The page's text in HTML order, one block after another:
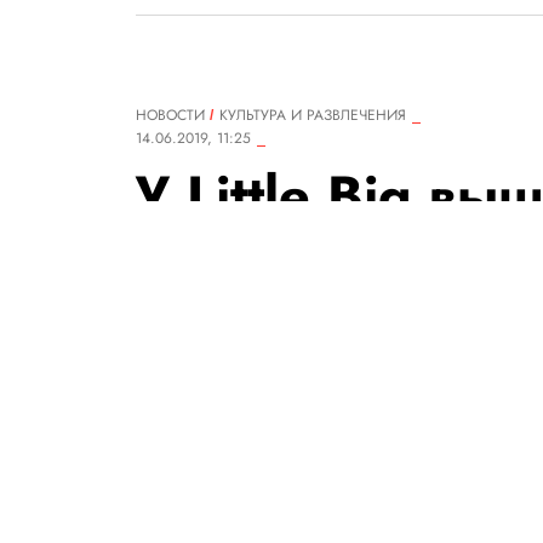
НОВОСТИ
КУЛЬТУРА И РАЗВЛЕЧЕНИЯ
14.06.2019, 11:25
У Little Big